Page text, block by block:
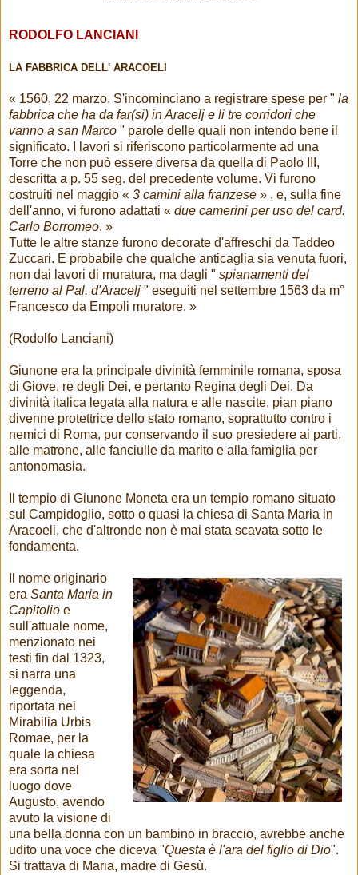
RODOLFO LANCIANI
LA FABBRICA DELL' ARACOELI
« 1560, 22 marzo. S'incominciano a registrare spese per " la
fabbrica che ha da far(si) in Aracelj e li tre corridori che
vanno a san Marco " parole delle quali non intendo bene il
significato. I lavori si riferiscono particolarmente ad una
Torre che non può essere diversa da quella di Paolo III,
descritta a p. 55 seg. del precedente volume. Vi furono
costruiti nel maggio « 3 camini alla franzese » , e, sulla fine
dell'anno, vi furono adattati « due camerini per uso del card.
Carlo Borromeo. »
Tutte le altre stanze furono decorate d'affreschi da Taddeo
Zuccari. E probabile che qualche anticaglia sia venuta fuori,
non dai lavori di muratura, ma dagli " spianamenti del
terreno al Pal. d'Aracelj " eseguiti nel settembre 1563 da m°
Francesco da Empoli muratore. »
(Rodolfo Lanciani)
Giunone era la principale divinità femminile romana, sposa
di Giove, re degli Dei, e pertanto Regina degli Dei. Da
divinità italica legata alla natura e alle nascite, pian piano
divenne protettrice dello stato romano, soprattutto contro i
nemici di Roma, pur conservando il suo presiedere ai parti,
alle matrone, alle fanciulle da marito e alla famiglia per
antonomasia.
Il tempio di Giunone Moneta era un tempio romano situato
sul Campidoglio, sotto o quasi la chiesa di Santa Maria in
Aracoeli, che d'altronde non è mai stata scavata sotto le
fondamenta.
Il nome originario
era Santa Maria in
Capitolio e
sull'attuale nome,
menzionato nei
testi fin dal 1323,
si narra una
leggenda,
riportata nei
Mirabilia Urbis
Romae, per la
quale la chiesa
era sorta nel
luogo dove
Augusto, avendo
avuto la visione di
una bella donna con un bambino in braccio, avrebbe anche
udito una voce che diceva "Questa è l'ara del figlio di Dio".
Si trattava di Maria, madre di Gesù.